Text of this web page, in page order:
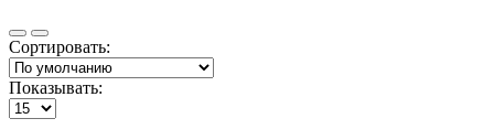
Сортировать:
Показывать: